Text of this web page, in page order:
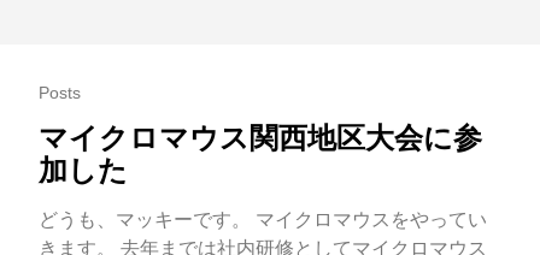
Posts
マイクロマウス関西地区大会に参
加した
どうも、マッキーです。 マイクロマウスをやってい
きます。 去年までは社内研修としてマイクロマウス